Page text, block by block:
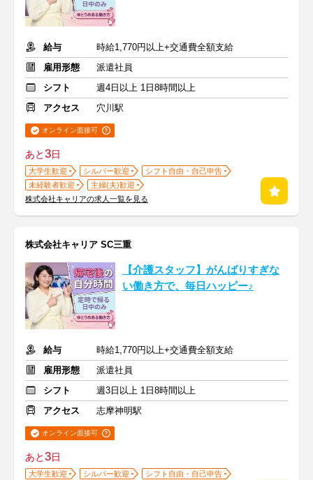
給与
時給1,770円以上+交通費全額支給
雇用形態
派遣社員
シフト
週4日以上 1日8時間以上
アクセス
穴川駅
オンライン面接可
あと3日
大学生歓迎 シルバー歓迎
シフト自由・自己申告
未経験者歓迎
主婦(夫)歓迎
株式会社キャリアの求人一覧を見る
株式会社キャリア SC三重
【介護スタッフ】がんばりすぎな
い働き方で、毎日ハッピー♪
給与
時給1,770円以上+交通費全額支給
雇用形態
派遣社員
シフト
週3日以上 1日8時間以上
アクセス
志摩神明駅
オンライン面接可
あと3日
大学生歓迎 シルバー歓迎
シフト自由・自己申告